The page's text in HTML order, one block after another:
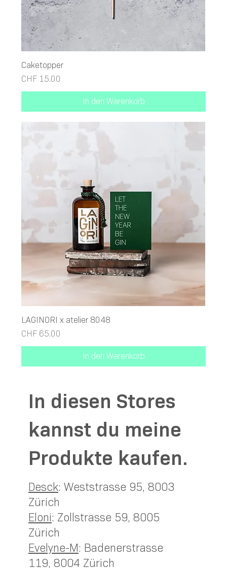
In diesen Stores
kannst du meine
Produkte kaufen.
Desck: Weststrasse 95, 8003
Zürich
Eloni: Zollstrasse 59, 8005
Zürich
Evelyne-M: Badenerstrasse
119, 8004 Zürich
Caketopper
Preis
CHF 15.00
In den Warenkorb
LAGINORI x atelier 8048
Preis
CHF 65.00
In den Warenkorb